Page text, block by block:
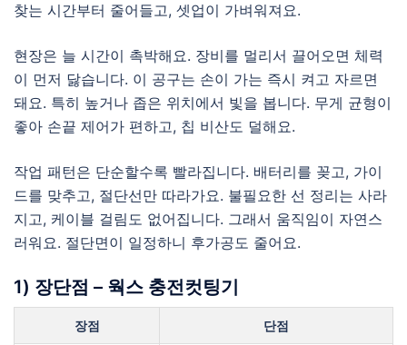
찾는 시간부터 줄어들고, 셋업이 가벼워져요.
현장은 늘 시간이 촉박해요. 장비를 멀리서 끌어오면 체력
이 먼저 닳습니다. 이 공구는 손이 가는 즉시 켜고 자르면
돼요. 특히 높거나 좁은 위치에서 빛을 봅니다. 무게 균형이
좋아 손끝 제어가 편하고, 칩 비산도 덜해요.
작업 패턴은 단순할수록 빨라집니다. 배터리를 꽂고, 가이
드를 맞추고, 절단선만 따라가요. 불필요한 선 정리는 사라
지고, 케이블 걸림도 없어집니다. 그래서 움직임이 자연스
러워요. 절단면이 일정하니 후가공도 줄어요.
1) 장단점 – 웍스 충전컷팅기
장점 단점